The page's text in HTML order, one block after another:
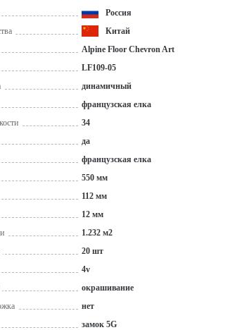
Россия
Китай
Alpine Floor Chevron Art
LF109-05
динамичный
французская елка
34
да
французская eлка
550 мм
112 мм
12 мм
1.232 м2
20 шт
4v
окрашивание
нет
замок 5G